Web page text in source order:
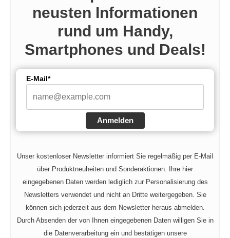
neusten Informationen
rund um Handy,
Smartphones und Deals!
E-Mail*
Anmelden
Unser kostenloser Newsletter informiert Sie regelmäßig per E-Mail
über Produktneuheiten und Sonderaktionen. Ihre hier
eingegebenen Daten werden lediglich zur Personalisierung des
Newsletters verwendet und nicht an Dritte weitergegeben. Sie
können sich jederzeit aus dem Newsletter heraus abmelden.
Durch Absenden der von Ihnen eingegebenen Daten willigen Sie in
die Datenverarbeitung ein und bestätigen unsere